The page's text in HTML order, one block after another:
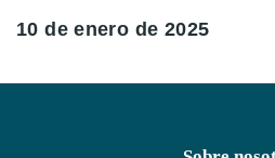
10 de enero de 2025